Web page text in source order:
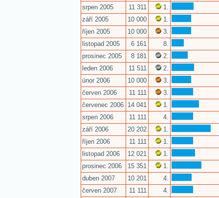
srpen 2005
11 311
1.
září 2005
10 000
1.
říjen 2005
10 000
3.
listopad 2005
6 161
8.
prosinec 2005
8 181
2.
leden 2006
11 511
2.
únor 2006
10 000
3.
červen 2006
11 111
3.
červenec 2006 14 041
1.
srpen 2006
11 111
4.
září 2006
20 202
1.
říjen 2006
11 111
1.
listopad 2006
12 021
1.
prosinec 2006
15 351
1.
duben 2007
10 201
4.
červen 2007
11 111
4.